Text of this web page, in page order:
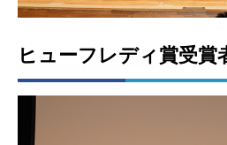
ヒューフレディ賞受賞